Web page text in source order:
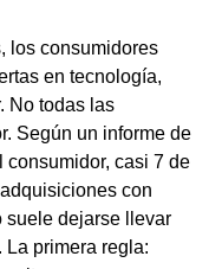
los consumidores
en tecnología,
No todas las
Según un informe de
consumidor, casi 7 de
con
suele dejarse llevar
La primera regla: